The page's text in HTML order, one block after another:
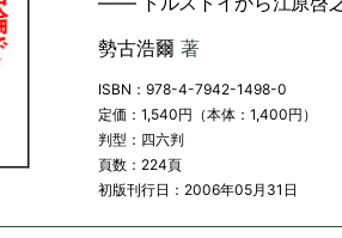
勢古浩爾 著
ISBN：978-4-7942-1498-0
定価：1,540円（本体：1,400円）
判型：四六判
頁数：224頁
初版刊行日：2006年05月31日